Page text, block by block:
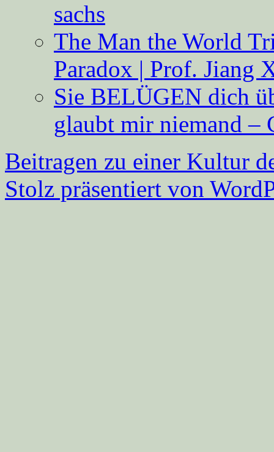
sachs
The Man the World
Paradox | Prof. Jiang
Sie BELÜGEN dich
glaubt mir niemand –
Beitragen zu einer Kultur
Stolz präsentiert von